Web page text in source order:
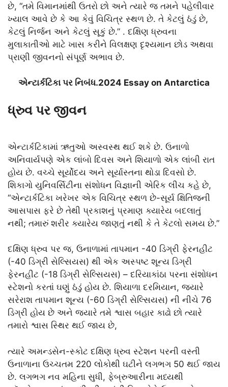
છે, “તમે વિમાનમાંથી ઉતરો છો અને ત્યારે જ તમને પહેલીવાર
ખ્યાલ આવે છે કે આ કેવું વિચિત્ર સ્થળ છે. તે કેટલું ઠંડું છે,
કેટલું નિર્જન અને કેટલું સૂકું છે.” . દક્ષિણ ધ્રુવના
મુલાકાતીઓ માટે ખાસ કરીને વિલક્ષણ દૃશ્યમાન છોડ અથવા
પ્રાણી જીવનનો સંપૂર્ણ અભાવ છે.
એન્ટાર્કટિકા પર નિબંધ.2024 Essay on Antarctica
ધ્રુવ પર જીવન
એન્ટાર્કટિકામાં ઋતુઓ અસ્વસ્થ થઈ શકે છે. ઉનાળો
અનિવાર્યપણે એક લાંબો દિવસ અને શિયાળો એક લાંબી રાત
હોય છે. વચ્ચે સૂર્યોદય અને સૂર્યાસ્તના થોડા દિવસો છે.
શિકાગો યુનિવર્સિટીના સંશોધન વિજ્ઞાની એરિક લીચ કહે છે,
“એન્ટાર્કટિકા ખરેખર એક વિચિત્ર સ્થળ છે-સૂર્ય ક્ષિતિજની
આસપાસ ફરે છે તેથી પ્રકાશનું પ્રમાણ ક્યારેય બદલાતું
નથી; તમારું શરીર ક્યારેય જાણતું નથી કે તે કેટલો સમય છે.”
દક્ષિણ ધ્રુવ પર જ, ઉનાળામાં તાપમાન -40 ડિગ્રી ફેરનહીટ
(-40 ડિગ્રી સેલ્સિયસ) થી એક અસ્પષ્ટ શૂન્ય ડિગ્રી
ફેરનહીટ (-18 ડિગ્રી સેલ્સિયસ) – દરિયાકાંઠા પરના સંશોધન
સ્ટેશનો કરતાં ઘણું ઠંડું હોય છે. શિયાળા દરમિયાન, જ્યારે
સરેરાશ તાપમાન શૂન્ય (-60 ડિગ્રી સેલ્સિયસ) ની નીચે 76
ડિગ્રી હોય છે અને જ્યારે તમે શ્વાસ બહાર કાઢો છો ત્યારે
તમારો શ્વાસ સ્થિર થઈ જાય છે,
ત્યારે અમન્ડસેન-સ્કોટ દક્ષિણ ધ્રુવ સ્ટેશન પરની વસ્તી
ઉનાળાના ઉચ્ચતમ 220 લોકોથી ઘટીને લગભગ 50 થઈ જાય
છે. લગભગ નવ મહિના સુધી, ફેબ્રુઆરીના મધ્યથી